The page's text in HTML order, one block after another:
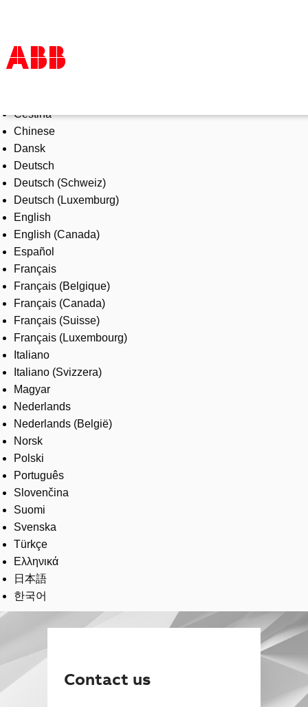
Products & Solutions
Industries
Services
About us
Where to buy
Contact us
Careers
Čeština
Chinese
Dansk
Deutsch
Deutsch (Schweiz)
Deutsch (Luxemburg)
English
English (Canada)
Español
Français
Français (Belgique)
Français (Canada)
Français (Suisse)
Français (Luxembourg)
Italiano
Italiano (Svizzera)
Magyar
Nederlands
Nederlands (België)
Norsk
Polski
Português
Slovenčina
Suomi
Svenska
Türkçe
Ελληνικά
日本語
한국어
Contact us